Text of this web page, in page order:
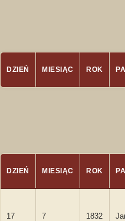
DZIEŃ MIESIĄC ROK
DZIEŃ MIESIĄC ROK
17 7 1832